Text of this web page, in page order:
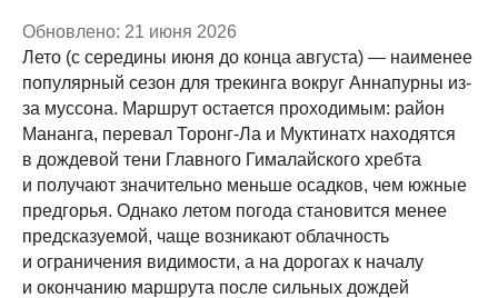
Обновлено: 21 июня 2026
Лето (с середины июня до конца августа) — наименее
популярный сезон для трекинга вокруг Аннапурны из-
за муссона. Маршрут остается проходимым: район
Мананга, перевал Торонг-Ла и Муктинатх находятся
в дождевой тени Главного Гималайского хребта
и получают значительно меньше осадков, чем южные
предгорья. Однако летом погода становится менее
предсказуемой, чаще возникают облачность
и ограничения видимости, а на дорогах к началу
и окончанию маршрута после сильных дождей